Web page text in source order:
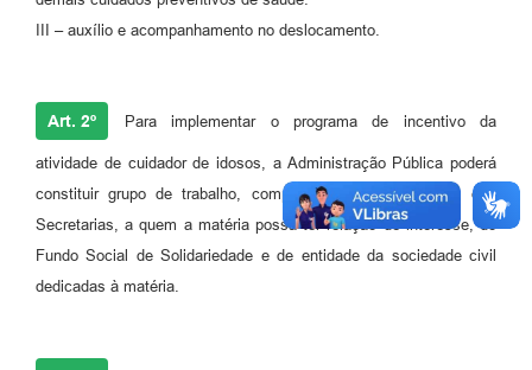
III – auxílio e acompanhamento no deslocamento.
Art. 2º Para implementar o programa de incentivo da
atividade de cuidador de idosos, a Administração Pública poderá
constituir grupo de trabalho, composto por representantes das
Secretarias, a quem a matéria possa ter relação de interesse, do
Fundo Social de Solidariedade e de entidade da sociedade civil
dedicadas à matéria.